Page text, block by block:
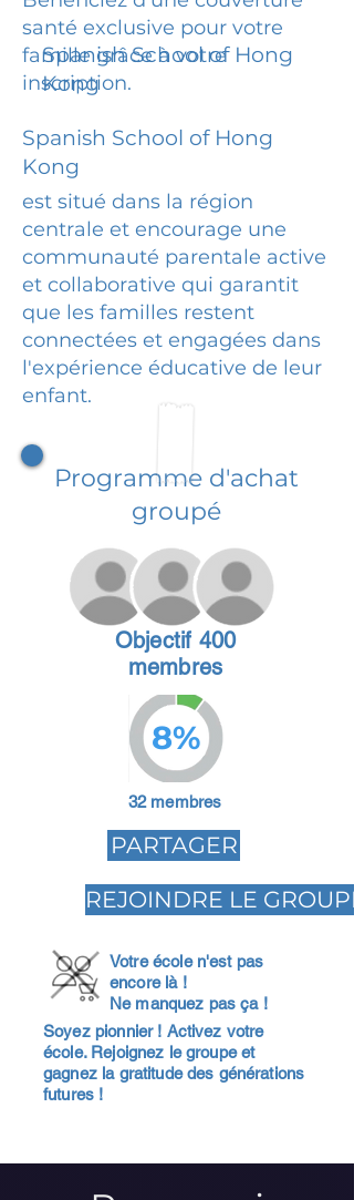
santé exclusive pour votre
famille grâce à votre
inscription.
Spanish School of Hong
Kong
Spanish School of Hong
Kong
est situé dans la région
centrale et encourage une
communauté parentale active
et collaborative qui garantit
que les familles restent
connectées et engagées dans
l'expérience éducative de leur
enfant.
Programme d'achat
groupé
Objectif 400
membres
8%
32 membres
PARTAGER
REJOINDRE LE GROUPE
Votre école n'est pas
encore là !
Ne manquez pas ça !
Soyez pionnier ! Activez votre
école. Rejoignez le groupe et
gagnez la gratitude des générations
futures !